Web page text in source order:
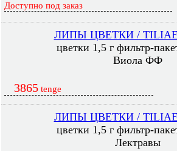
Доступно под заказ
ЛИПЫ ЦВЕТКИ / TILIAE
цветки 1,5 г фильтр-
Виола ФФ
3865 tenge
ЛИПЫ ЦВЕТКИ / TILIAE
цветки 1,5 г фильтр-
Лектравы